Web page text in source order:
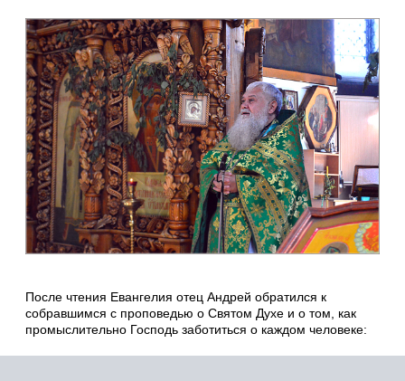
После чтения Евангелия отец Андрей обратился к
собравшимся с проповедью о Святом Духе и о том, как
промыслительно Господь заботиться о каждом человеке: